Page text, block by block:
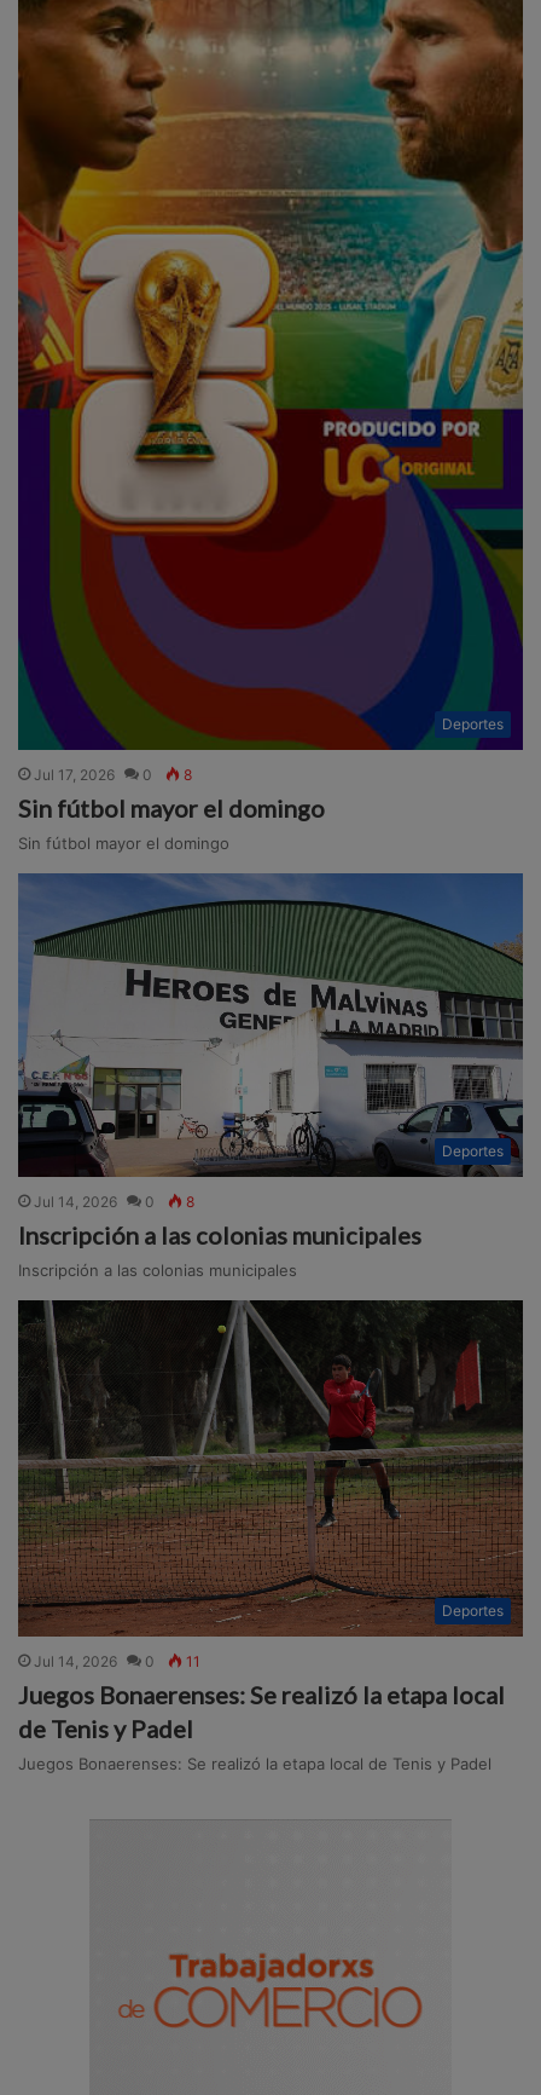
Deportes
Jul 17, 2026 0 8
Sin fútbol mayor el domingo
Sin fútbol mayor el domingo
Deportes
Jul 14, 2026 0 8
Inscripción a las colonias municipales
Inscripción a las colonias municipales
Deportes
Jul 14, 2026 0 11
Juegos Bonaerenses: Se realizó la etapa local
de Tenis y Padel
Juegos Bonaerenses: Se realizó la etapa local de Tenis y Padel